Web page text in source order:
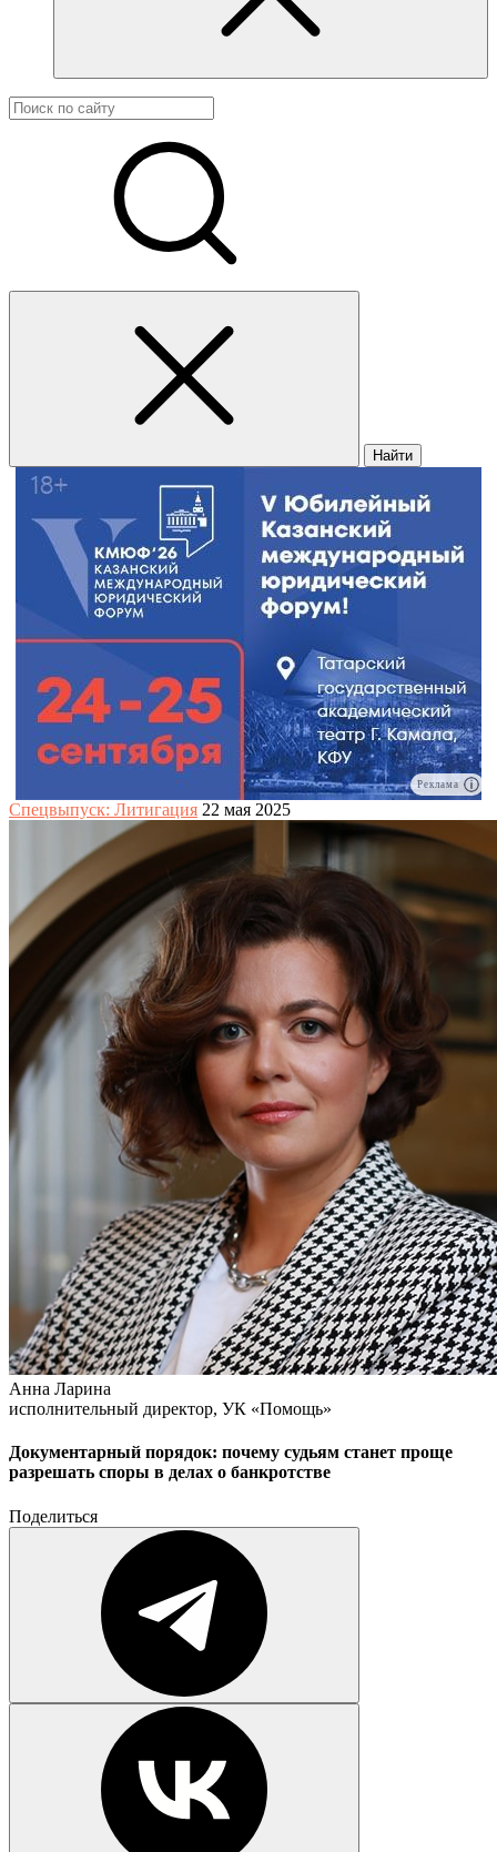
Найти
Реклама
Спецвыпуск: Литигация 22 мая 2025
Анна Ларина
исполнительный директор, УК «Помощь»
Документарный порядок: почему судьям станет проще
разрешать споры в делах о банкротстве
Поделиться